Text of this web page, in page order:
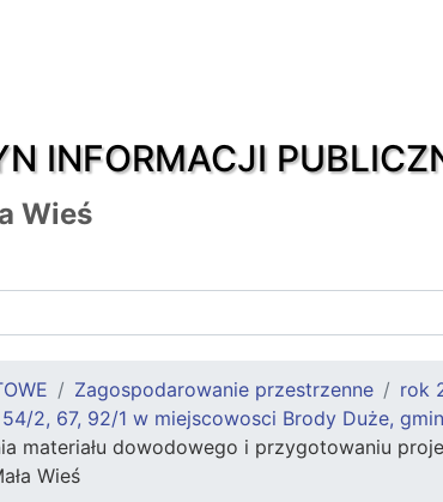
INFORMACJI
Wieś
Zagospodarowanie przestrzenne
rok
2, 67, 92/1 w miejscowosci Brody Duże,
materiału dowodowego i przygotowaniu
Wieś